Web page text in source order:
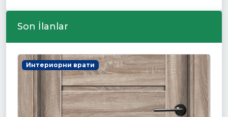
Son İlanlar
Интериорни врати